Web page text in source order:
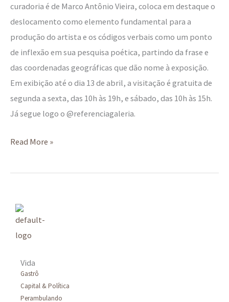
curadoria é de Marco Antônio Vieira, coloca em destaque o
deslocamento como elemento fundamental para a
produção do artista e os códigos verbais como um ponto
de inflexão em sua pesquisa poética, partindo da frase e
das coordenadas geográficas que dão nome à exposição.
Em exibição até o dia 13 de abril, a visitação é gratuita de
segunda a sexta, das 10h às 19h, e sábado, das 10h às 15h.
Já segue logo o @referenciagaleria.
Read More »
Vida
Gastrô
Capital & Política
Perambulando